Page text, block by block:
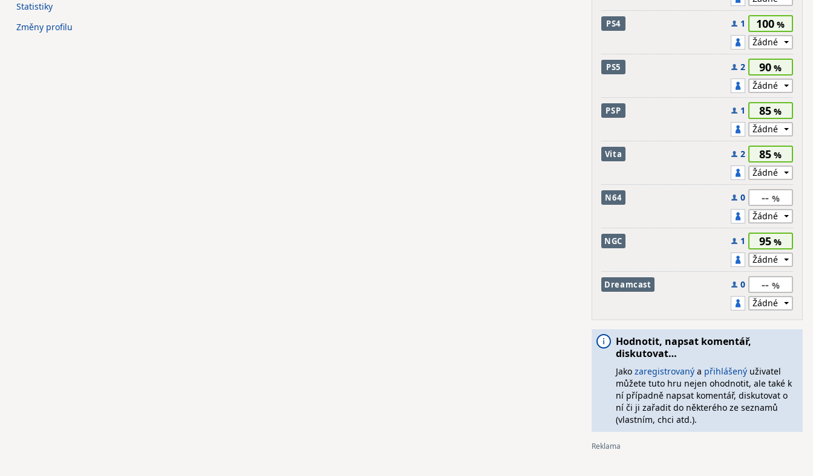
Statistiky
Změny profilu
PS4 1 100
PS5 2 90
PSP 1 85
Vita 2 85
N64 0 --
NGC 1 95
Dreamcast 0 --
Hodnotit, napsat komentář,
diskutovat…
Jako zaregistrovanýa přihlášenýuživatel
můžete tuto hru nejen ohodnotit, ale také k
ní případně napsat komentář, diskutovat o
ní či ji zařadit do některého ze seznamů
(vlastním, chci atd.).